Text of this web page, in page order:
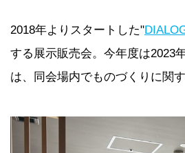
2018年よりスタートした"
する展示販売会。今年度は2023
は、同会場内でものづくりに関